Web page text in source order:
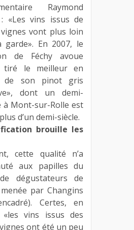
Raymond
: «Les vins issus de
vont plus loin
garde». En 2007, le
de Féchy avoue
tiré le meilleur en
de son pinot gris
dont un demi-
à Mont-sur-Rolle est
d’un demi-siècle.
brouille les
cette qualité n’a
aux papilles du
dégustateurs de
menée par Changins
Certes, en
«les vins issus des
ont été un peu